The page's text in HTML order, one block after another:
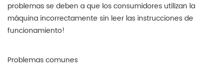
problemas se deben a que los consumidores utilizan la
máquina incorrectamente sin leer las instrucciones de
funcionamiento!
Problemas comunes